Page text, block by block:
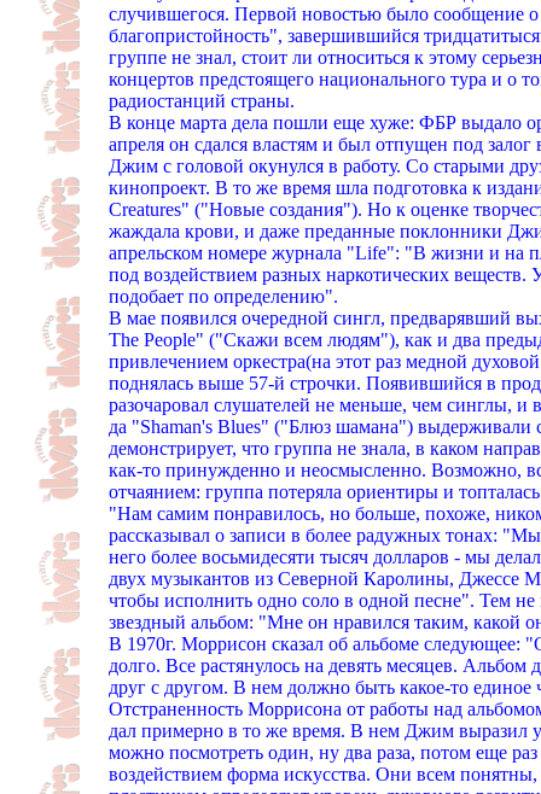
случившегося. Первой новостью было
благопристойность", завершившийся
группе не знал, стоит ли относиться к этому
концертов предстоящего национального тура и о
радиостанций страны.
В конце марта дела пошли еще хуже: ФБР выдало
апреля он сдался властям и был отпущен под залог
Джим с головой окунулся в работу. Со старыми
кинопроект. В то же время шла подготовка к
Creatures" ("Новые создания"). Но к оценке
жаждала крови, и даже преданные поклонники
апрельском номере журнала "Life": "В жизни и на
под воздействием разных наркотических
подобает по определению".
В мае появился очередной сингл, предварявший
The People" ("Скажи всем людям"), как и два
привлечением оркестра(на этот раз медной
поднялась выше 57-й строчки. Появившийся в
разочаровал слушателей не меньше, чем синглы, и
да "Shaman's Blues" ("Блюз шамана") выдерживали
демонстрирует, что группа не знала, в каком
как-то принужденно и неосмысленно. Возможно,
отчаянием: группа потеряла ориентиры и
"Нам самим понравилось, но больше, похоже,
рассказывал о записи в более радужных тонах:
него более восьмидесяти тысяч долларов - мы
двух музыкантов из Северной Каролины, Джессе
чтобы исполнить одно соло в одной песне". Тем
звездный альбом: "Мне он нравился таким, какой
В 1970г. Моррисон сказал об альбоме следующее:
долго. Все растянулось на девять месяцев.
друг с другом. В нем должно быть какое-то единое
Отстраненность Моррисона от работы над
дал примерно в то же время. В нем Джим
можно посмотреть один, ну два раза, потом еще
воздействием форма искусства. Они всем